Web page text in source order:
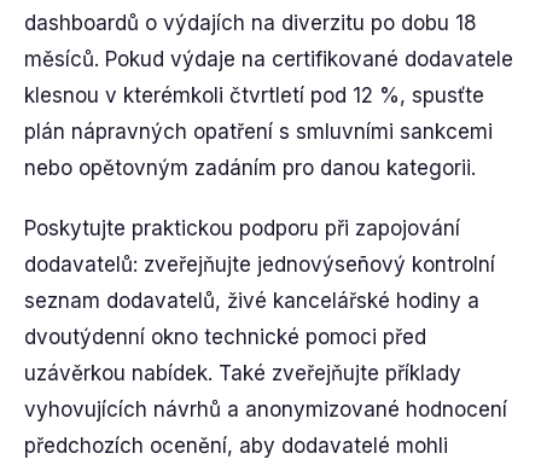
dashboardů o výdajích na diverzitu po dobu 18
měsíců. Pokud výdaje na certifikované dodavatele
klesnou v kterémkoli čtvrtletí pod 12 %, spusťte
plán nápravných opatření s smluvními sankcemi
nebo opětovným zadáním pro danou kategorii.
Poskytujte praktickou podporu při zapojování
dodavatelů: zveřejňujte jednovýseñový kontrolní
seznam dodavatelů, živé kancelářské hodiny a
dvoutýdenní okno technické pomoci před
uzávěrkou nabídek. Také zveřejňujte příklady
vyhovujících návrhů a anonymizované hodnocení
předchozích ocenění, aby dodavatelé mohli